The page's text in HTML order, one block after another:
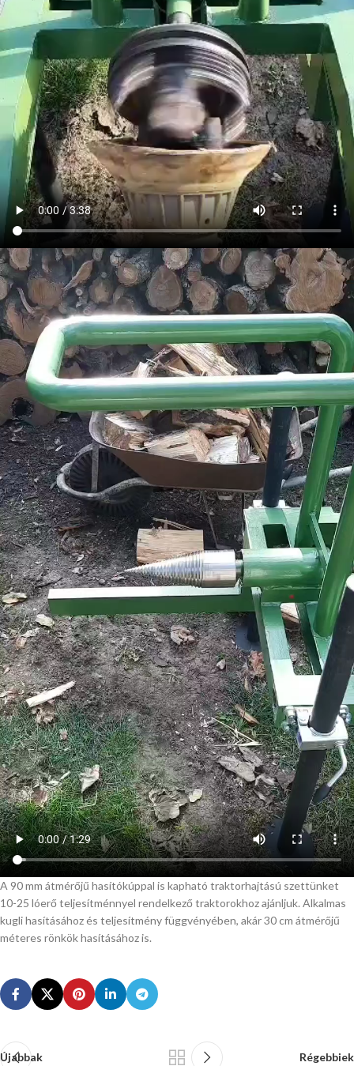
A 90 mm átmérőjű hasítókúppal is kapható traktorhajtású szettünket
10-25 lóerő teljesítménnyel rendelkező traktorokhoz ajánljuk. Alkalmas
kugli hasításához és teljesítmény függvényében, akár 30 cm átmérőjű
méteres rönkök hasításához is.
Újabbak Régebbiek